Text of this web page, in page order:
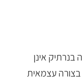
אינן
בצורה עצמאית